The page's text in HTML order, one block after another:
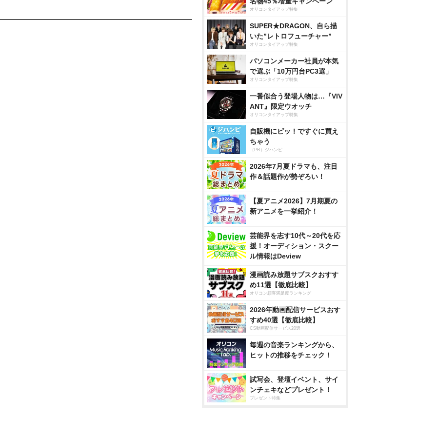
オリコンタイアップ特集
SUPER★DRAGON、自ら描
いた”レトロフューチャー”
オリコンタイアップ特集
パソコンメーカー社員が本気
で選ぶ「10万円台PC3選」
オリコンタイアップ特集
一番似合う登場人物は…『VIV
ANT』限定ウオッチ
オリコンタイアップ特集
自販機にピッ！ですぐに買え
ちゃう
（PR）ジハンピ
2026年7月夏ドラマも、注目
作＆話題作が勢ぞろい！
【夏アニメ2026】7月期夏の
新アニメを一挙紹介！
芸能界を志す10代～20代を応
援！オーディション・スクー
ル情報はDeview
漫画読み放題サブスクおすす
め11選【徹底比較】
オリコン顧客満足度ランキング
2026年動画配信サービスおす
すめ40選【徹底比較】
CS動画配信サービス20選
毎週の音楽ランキングから、
ヒットの推移をチェック！
試写会、登壇イベント、サイ
ンチェキなどプレゼント！
プレゼント特集